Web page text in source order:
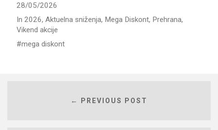
28/05/2026
In 2026, Aktuelna sniženja, Mega Diskont, Prehrana,
Vikend akcije
mega diskont
← PREVIOUS POST